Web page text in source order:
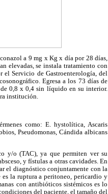
a 9 mg x Kg x día por 28 días,
elevadas, se instala tratamiento con
Servicio de Gastroenterología, del
Egresa a los 73 días de
de 0,8 x 0,4 sin líquido en su interior.
institución.
como: E. hystolítica, Ascaris
Pseudomonas, Cándida albicans
y/o (TAC), ya que permiten ver su
y fístulas a otras cavidades. En
el diagnóstico conjuntamente con la
la ruptura a peritoneo, pericardio y
con antibióticos sistémicos es lo
del paciente, el tamaño del